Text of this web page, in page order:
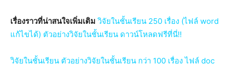
เรื่องราวที่น่าสนใจเพิ่มเติม วิจัยในชั้นเรียน 250 เรื่อง (ไฟล์ word
แก้ไขได้) ตัวอย่างวิจัยในชั้นเรียน ดาวน์โหลดฟรีที่นี่!!
วิจัยในชั้นเรียน ตัวอย่างวิจัยในชั้นเรียน กว่า 100 เรื่อง ไฟล์ doc